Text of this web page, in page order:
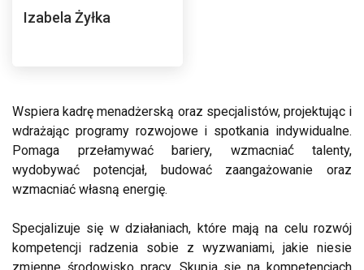
Izabela Żyłka
Wspiera kadrę menadżerską oraz specjalistów, projektując i
wdrażając programy rozwojowe i spotkania indywidualne.
Pomaga przełamywać bariery, wzmacniać́ talenty,
wydobywać potencjał, budować zaangażowanie oraz
wzmacniać własną energię.
Specjalizuje się w działaniach, które mają na celu rozwój
kompetencji radzenia sobie z wyzwaniami, jakie niesie